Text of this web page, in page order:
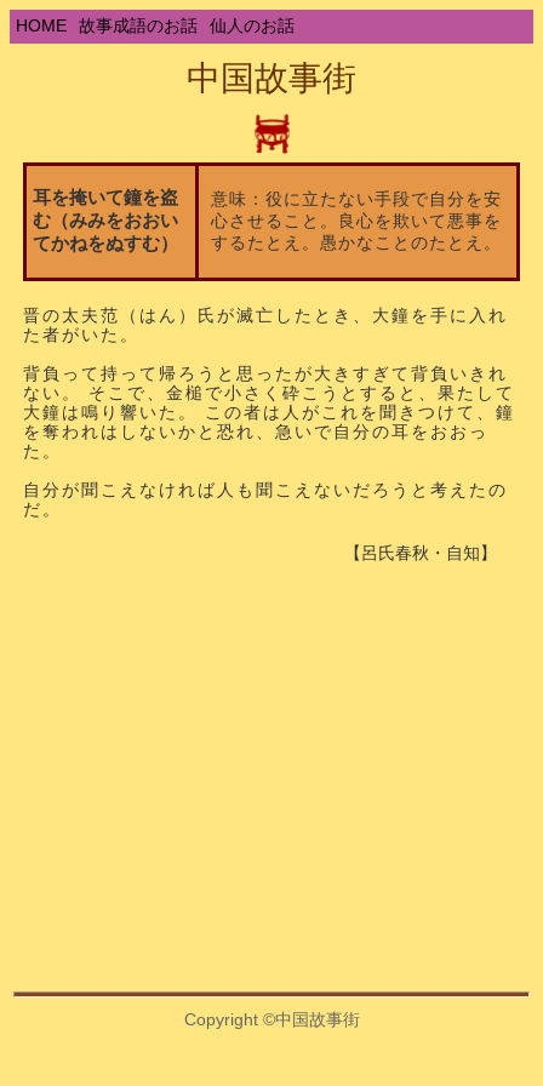
HOME 故事成語のお話 仙人のお話
中国故事街
耳を掩いて鐘を盗
む（みみをおおい
てかねをぬすむ）
意味：役に立たない手段で自分を安
心させること。良心を欺いて悪事を
するたとえ。愚かなことのたとえ。
晋の太夫范（はん）氏が滅亡したとき、大鐘を手に入れ
た者がいた。
背負って持って帰ろうと思ったが大きすぎて背負いきれ
ない。 そこで、金槌で小さく砕こうとすると、果たして
大鐘は鳴り響いた。 この者は人がこれを聞きつけて、鐘
を奪われはしないかと恐れ、急いで自分の耳をおおっ
た。
自分が聞こえなければ人も聞こえないだろうと考えたの
だ。
【呂氏春秋・自知】
Copyright ©中国故事街